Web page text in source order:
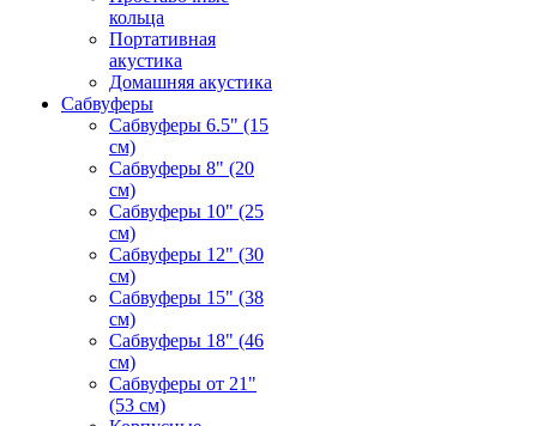
кольца
Портативная
акустика
Домашняя акустика
Сабвуферы
Сабвуферы 6.5" (15
см)
Сабвуферы 8" (20
см)
Сабвуферы 10" (25
см)
Сабвуферы 12" (30
см)
Сабвуферы 15" (38
см)
Сабвуферы 18" (46
см)
Сабвуферы от 21"
(53 см)